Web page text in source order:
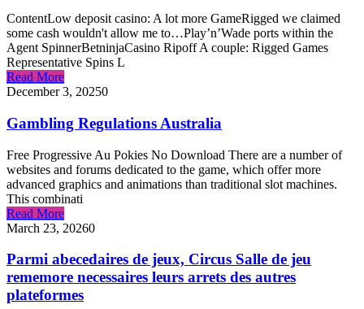
ContentLow deposit casino: A lot more GameRigged we claimed
some cash wouldn't allow me to…Play’n’Wade ports within the
Agent SpinnerBetninjaCasino Ripoff A couple: Rigged Games
Representative Spins L
Read More
December 3, 20250
Gambling Regulations Australia
Free Progressive Au Pokies No Download There are a number of
websites and forums dedicated to the game, which offer more
advanced graphics and animations than traditional slot machines.
This combinati
Read More
March 23, 20260
Parmi abecedaires de jeux, Circus Salle de jeu
rememore necessaires leurs arrets des autres
plateformes